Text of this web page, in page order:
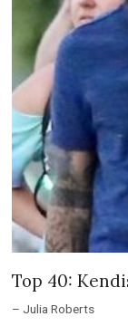
Top 40:
– Julia Roberts